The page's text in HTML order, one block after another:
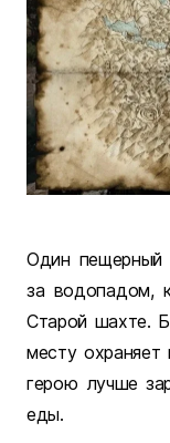
Один пещерный
за водопадом,
Старой шахте.
месту охраняет
герою лучше
еды.